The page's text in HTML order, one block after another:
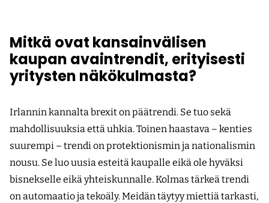
Mitkä ovat kansainvälisen
kaupan avaintrendit, erityisesti
yritysten näkökulmasta?
Irlannin kannalta brexit on päätrendi. Se tuo sekä
mahdollisuuksia että uhkia. Toinen haastava – kenties
suurempi – trendi on protektionismin ja nationalismin
nousu. Se luo uusia esteitä kaupalle eikä ole hyväksi
bisnekselle eikä yhteiskunnalle. Kolmas tärkeä trendi
on automaatio ja tekoäly. Meidän täytyy miettiä tarkasti,